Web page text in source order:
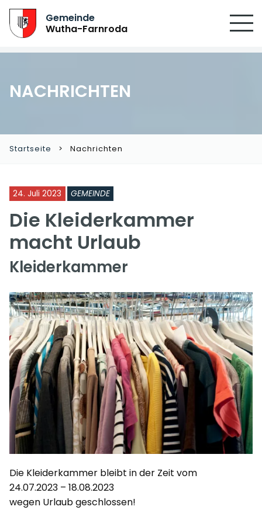
Gemeinde
Wutha-Farnroda
NACHRICHTEN
Startseite Nachrichten
24. Juli 2023 GEMEINDE
Die Kleiderkammer
macht Urlaub
Kleiderkammer
Die Kleiderkammer bleibt in der Zeit vom
24.07.2023 – 18.08.2023
wegen Urlaub geschlossen!